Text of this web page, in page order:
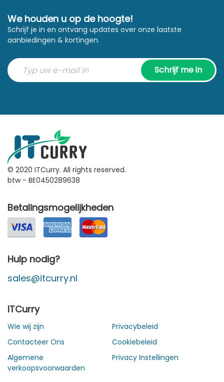
We houden u op de hoogte!
Schrijf je in en ontvang updates over onze laatste
aanbiedingen & kortingen.
Schrijf me in
© 2020 ITCurry. All rights reserved.
btw - BE0450289638
Betalingsmogelijkheden
Hulp nodig?
sales@itcurry.nl
ITCurry
Wie wij zijn
Privacybeleid
Contacteer Ons
Cookiebeleid
Algemene
verkoopsvoorwaarden
Privacy Instellingen